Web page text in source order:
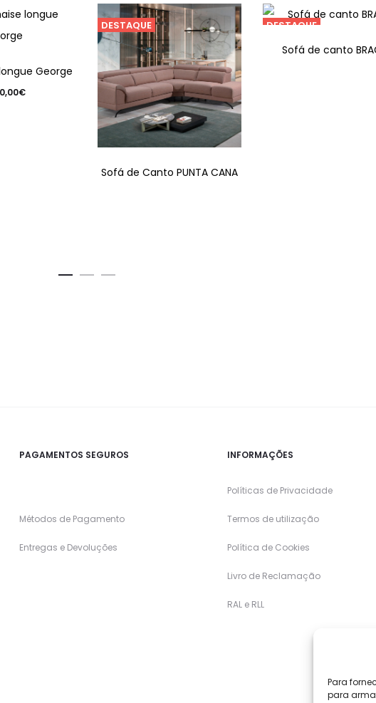
Para
para
George
€
DESTAQUE
Sofá de Canto PUNTA CANA
DESTAQUE
Sofá de canto
PAGAMENTOS SEGUROS
Métodos de Pagamento
Entregas e Devoluções
INFORMAÇÕES
Políticas de Privacidade
Termos de utilização
Política de Cookies
Livro de Reclamação
RAL e RLL